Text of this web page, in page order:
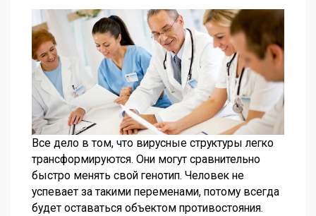
Все дело в том, что вирусные структуры легко
трансформируются. Они могут сравнительно
быстро менять свой генотип. Человек не
успевает за такими переменами, потому всегда
будет оставаться объектом противостояния.